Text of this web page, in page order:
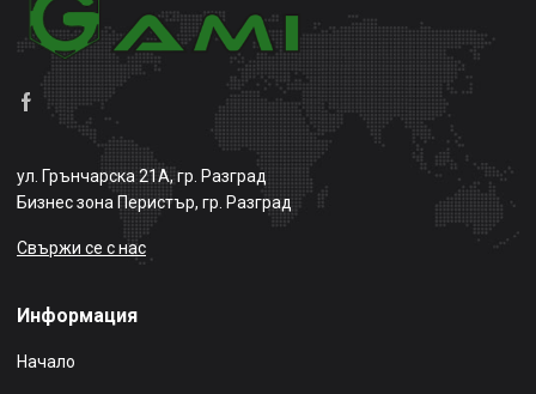
ул. Грънчарска 21А, гр. Разград
Бизнес зона Перистър, гр. Разград
Свържи се с нас
Информация
Начало